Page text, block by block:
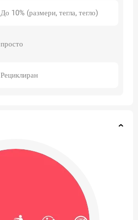
До 10% (размери, тегла, тегло)
просто
Рециклиран